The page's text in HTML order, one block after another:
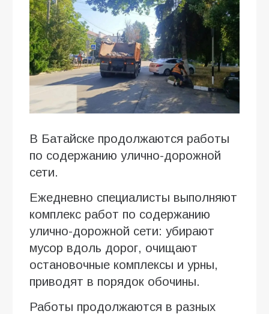
В Батайске продолжаются работы
по содержанию улично-дорожной
сети.
Ежедневно специалисты выполняют
комплекс работ по содержанию
улично-дорожной сети: убирают
мусор вдоль дорог, очищают
остановочные комплексы и урны,
приводят в порядок обочины.
Работы продолжаются в разных